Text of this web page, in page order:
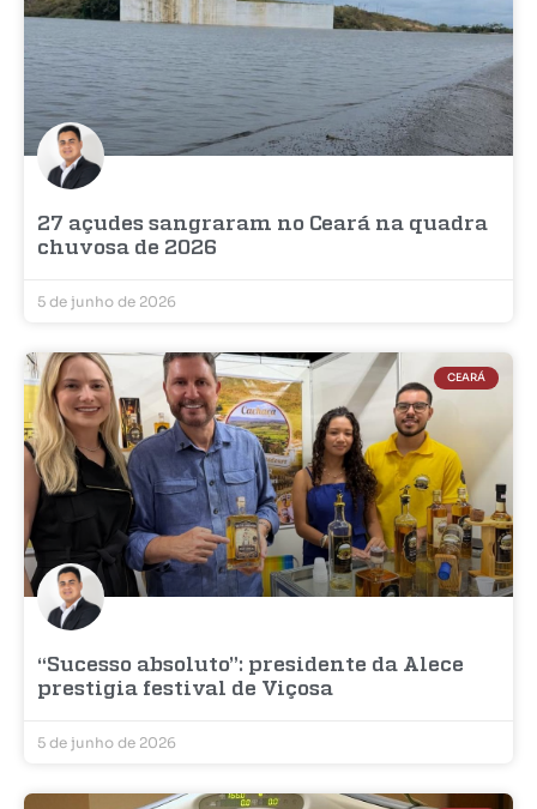
27 açudes sangraram no Ceará na quadra
chuvosa de 2026
5 de junho de 2026
CEARÁ
“Sucesso absoluto”: presidente da Alece
prestigia festival de Viçosa
5 de junho de 2026